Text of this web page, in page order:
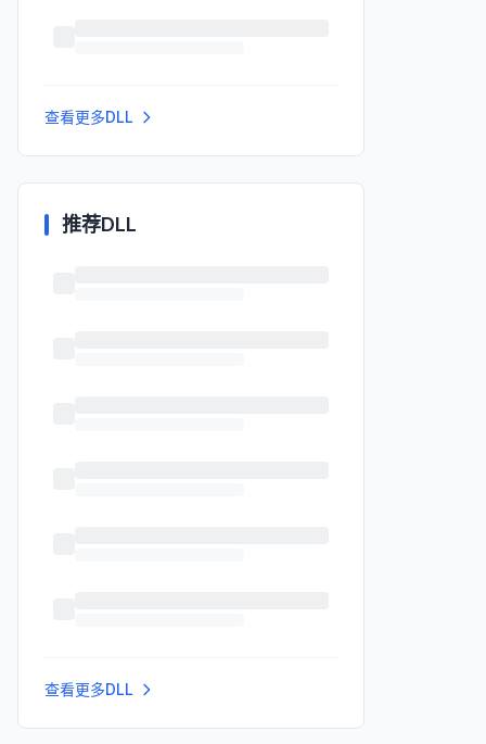
查看更多DLL
推荐DLL
查看更多DLL